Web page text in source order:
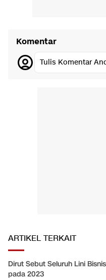
Komentar
Tulis Komentar
ARTIKEL TERKAIT
Dirut Sebut Seluruh Lini
pada 2023